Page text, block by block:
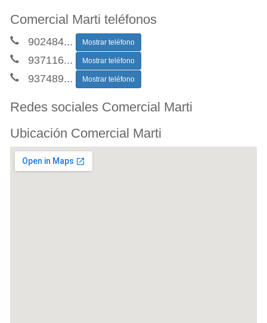
Comercial Marti teléfonos
902484... Mostrar teléfono
937116... Mostrar teléfono
937489... Mostrar teléfono
Redes sociales Comercial Marti
Ubicación Comercial Marti